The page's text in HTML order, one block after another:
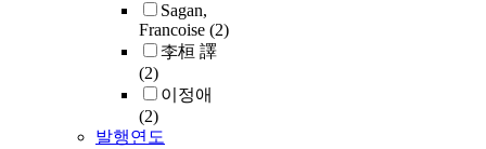
Sagan,
Francoise (2)
李桓 譯
(2)
이정애
(2)
발행연도